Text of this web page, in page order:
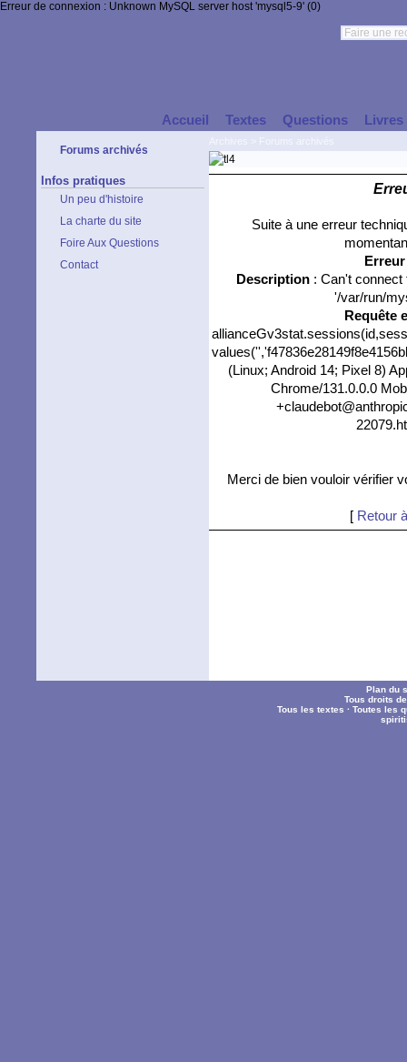
Erreur de connexion : Unknown MySQL server host 'mysql5-9' (0)
Accueil Textes Questions Livres
Forums archivés
Infos pratiques
Un peu d'histoire
La charte du site
Foire Aux Questions
Contact
Suite à une erreur
Description: Can't connect
'/var/run/
Requête
(Linux; Android 14; Pixel 8)
Chrome/131.0.0.0
Merci de bien vouloir vérifier
[ Retour
Plan du
Tous droits
Tous les textes ·Toutes les